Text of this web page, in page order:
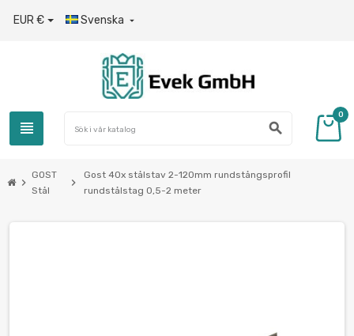
EUR € Svenska 
view_headline search
0
chevron_right
GOST
Stål
chevron_right
Gost 40x stålstav 2-120mm rundstångsprofil
rundstålstag 0,5-2 meter